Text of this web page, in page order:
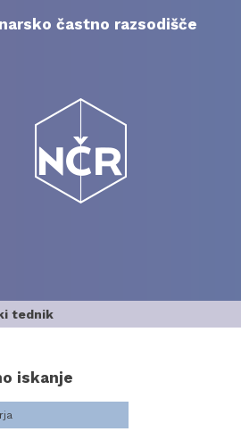
častno razsodišče
tednik
iskanje